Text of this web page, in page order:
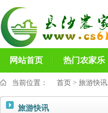
网站首页 热门农家乐
当前位置： 首页 > 旅游快讯
旅游快讯